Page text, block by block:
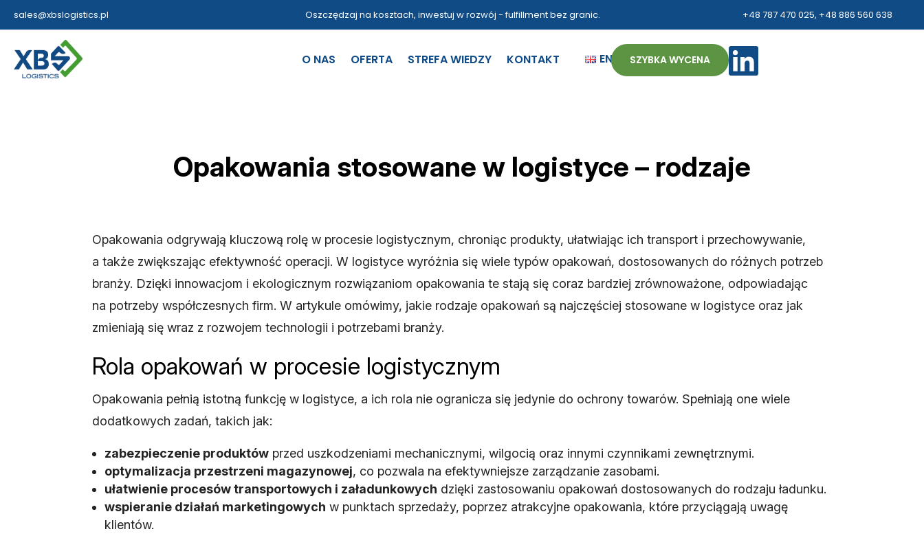
sales@xbslogistics.pl Oszczędzaj na kosztach, inwestuj w rozwój - fulfillment bez granic. +48 787 470 025, +48 886 560 638
O NAS OFERTA STREFA WIEDZY KONTAKT EN ZH
SZYBKA WYCENA
Opakowania stosowane w logistyce – rodzaje
Opakowania odgrywają kluczową rolę w procesie logistycznym, chroniąc produkty, ułatwiając ich transport i przechowywanie,
a także zwiększając efektywność operacji. W logistyce wyróżnia się wiele typów opakowań, dostosowanych do różnych potrzeb
branży. Dzięki innowacjom i ekologicznym rozwiązaniom opakowania te stają się coraz bardziej zrównoważone, odpowiadając
na potrzeby współczesnych firm. W artykule omówimy, jakie rodzaje opakowań są najczęściej stosowane w logistyce oraz jak
zmieniają się wraz z rozwojem technologii i potrzebami branży.
Rola opakowań w procesie logistycznym
Opakowania pełnią istotną funkcję w logistyce, a ich rola nie ogranicza się jedynie do ochrony towarów. Spełniają one wiele
dodatkowych zadań, takich jak:
zabezpieczenie produktów przed uszkodzeniami mechanicznymi, wilgocią oraz innymi czynnikami zewnętrznymi.
optymalizacja przestrzeni magazynowej, co pozwala na efektywniejsze zarządzanie zasobami.
ułatwienie procesów transportowych i załadunkowych dzięki zastosowaniu opakowań dostosowanych do rodzaju ładunku.
wspieranie działań marketingowych w punktach sprzedaży, poprzez atrakcyjne opakowania, które przyciągają uwagę
klientów.